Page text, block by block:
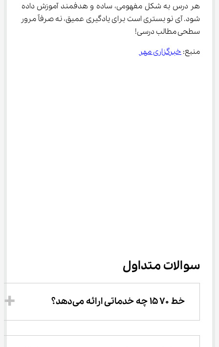
هر درس به شکل مفهومی، ساده و هدفمند آموزش داده
شود. آی نو بستری است برای یادگیری عمیق، نه صرفاً مرور
سطحی مطالب درسی!
منبع: خبرگزاری مهر
سوالات متداول
خط ۱۵۷۰ چه خدماتی ارائه می‌دهد؟